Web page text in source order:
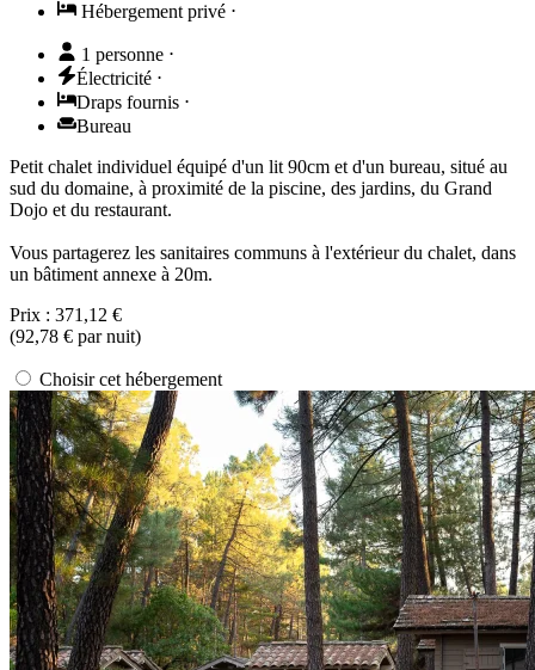
Hébergement privé ⋅
1 personne ⋅
Électricité ⋅
Draps fournis ⋅
Bureau
Petit chalet individuel équipé d'un lit 90cm et d'un bureau, situé au
sud du domaine, à proximité de la piscine, des jardins, du Grand
Dojo et du restaurant.
Vous partagerez les sanitaires communs à l'extérieur du chalet, dans
un bâtiment annexe à 20m.
Prix : 371,12 €
(92,78 € par nuit)
Choisir cet hébergement